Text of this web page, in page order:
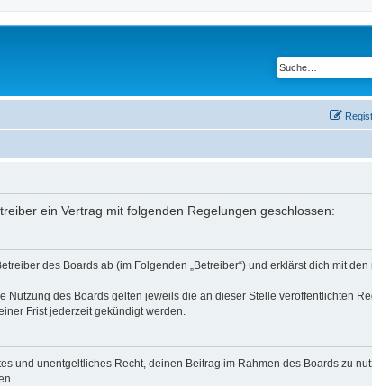
ein Vertrag mit folgenden Regelungen geschlossen:
des Boards ab (im Folgenden „Betreiber“) und erklärst dich mit
des Boards gelten jeweils die an dieser Stelle veröffentlichten
Frist jederzeit gekündigt werden.
und unentgeltliches Recht, deinen Beitrag im Rahmen des Boards zu